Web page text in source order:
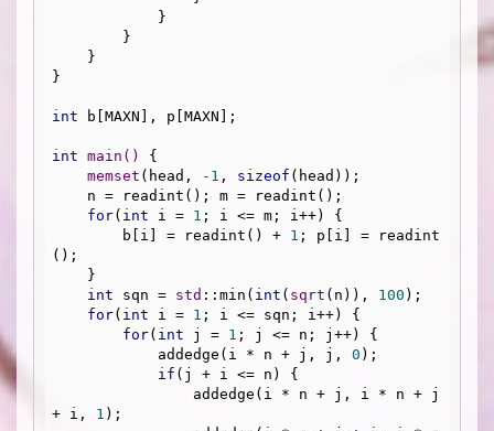
}
int b[MAXN], p[MAXN];
int main ()
{
memset (head, -1 , sizeof (head));
for( int i = 1 ; i <= m; i++) {
        b[i] = readint() +
1 ; p[i] = readint
();
int sqn = std ::min( int ( sqrt (n)), 100 );
for( int i = 1 ; i <= sqn; i++) {
for( int j = 1 ; j <= n; j++) {
            addedge(i * n + j, j,
0 );
if (j + i <= n) {
+ i, 1 );